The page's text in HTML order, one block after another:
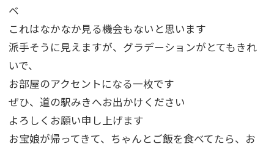
ベ
これはなかなか見る機会もないと思います
派手そうに見えますが、グラデーションがとてもきれ
いで、
お部屋のアクセントになる一枚です
ぜひ、道の駅みきへお出かけください
よろしくお願い申し上げます
お宝娘が帰ってきて、ちゃんとご飯を食べてたら、お